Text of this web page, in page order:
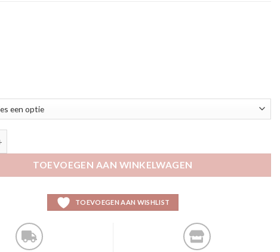
TOEVOEGEN AAN WINKELWAGEN
TOEVOEGEN AAN WISHLIST